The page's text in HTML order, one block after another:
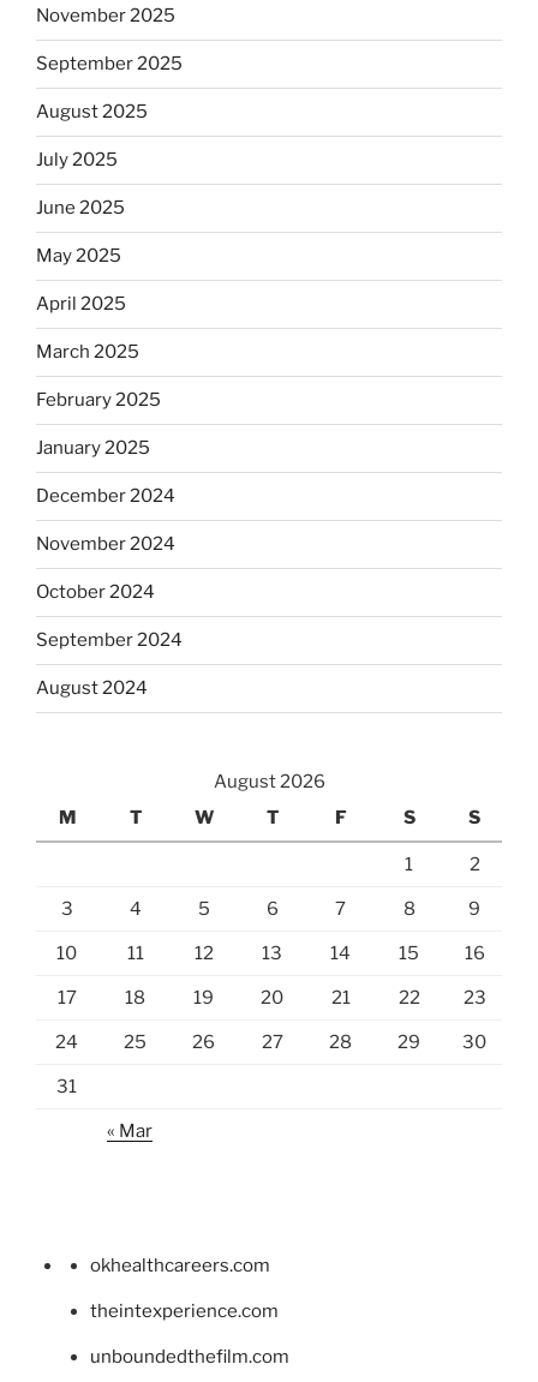
November 2025
September 2025
August 2025
July 2025
June 2025
May 2025
April 2025
March 2025
February 2025
January 2025
December 2024
November 2024
October 2024
September 2024
August 2024
August 2026
M
T W T F S S
1 2
3 4 5 6 7 8 9
10 11 12 13 14 15 16
17 18 19 20 21 22 23
24 25 26 27 28 29 30
31
« Mar
okhealthcareers.com
theintexperience.com
unboundedthefilm.com